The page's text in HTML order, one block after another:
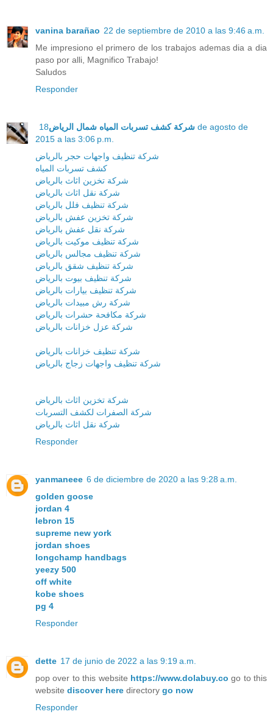
vanina barañao 22 de septiembre de 2010 a las 9:46 a.m.
Me impresiono el primero de los trabajos ademas dia a dia
paso por alli, Magnifico Trabajo!
Saludos
Responder
شركة كشف تسربات المياه شمال الرياض18 de agosto de
2015 a las 3:06 p.m.
شركة تنظيف واجهات حجر بالرياض
كشف تسربات المياه
شركة تخزين اثاث بالرياض
شركة نقل اثاث بالرياض
شركة تنظيف فلل بالرياض
شركة تخزين عفش بالرياض
شركة نقل عفش بالرياض
شركة تنظيف موكيت بالرياض
شركة تنظيف مجالس بالرياض
شركة تنظيف شقق بالرياض
شركة تنظيف بيوت بالرياض
شركة تنظيف بيارات بالرياض
شركة رش مبيدات بالرياض
شركة مكافحة حشرات بالرياض
شركة عزل خزانات بالرياض
شركة تنظيف خزانات بالرياض
شركة تنظيف واجهات زجاج بالرياض
شركة تخزين اثاث بالرياض
شركة الصفرات لكشف التسربات
شركة نقل اثاث بالرياض
Responder
yanmaneee 6 de diciembre de 2020 a las 9:28 a.m.
golden goose
jordan 4
lebron 15
supreme new york
jordan shoes
longchamp handbags
yeezy 500
off white
kobe shoes
pg 4
Responder
dette 17 de junio de 2022 a las 9:19 a.m.
pop over to this website https://www.dolabuy.co go to this
website discover here directory go now
Responder